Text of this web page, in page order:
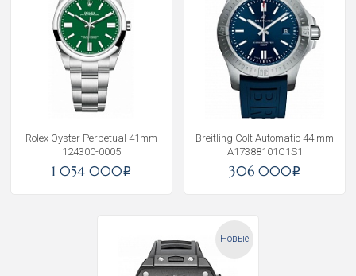
Rolex Oyster Perpetual 41mm
124300-0005
1 054 000i
Breitling Colt Automatic 44 mm
A17388101C1S1
306 000i
Новые